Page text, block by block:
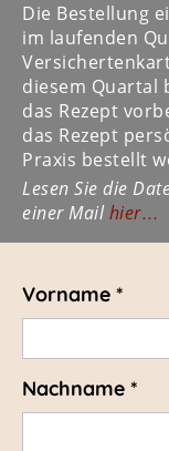
Die Bestellung
im laufenden
diesem Quartal
das Rezept
das Rezept
Praxis bestellt
Lesen Sie die
einer Mailhier…
Vorname *
Nachname *